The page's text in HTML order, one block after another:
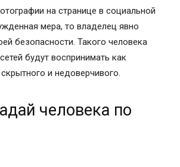
на странице в социальной
мера, то владелец явно
безопасности. Такого человека
будут воспринимать как
и недоверчивого.
человека по